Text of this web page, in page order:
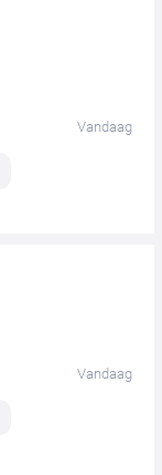
Vandaag
Vandaag